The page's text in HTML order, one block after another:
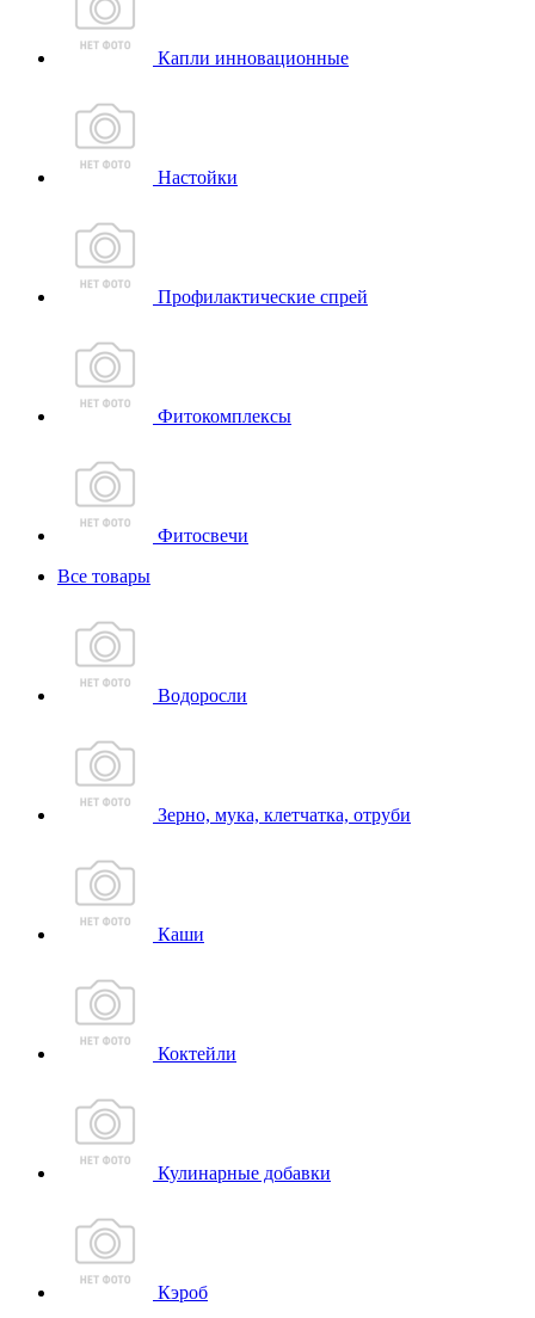
Капли инновационные
Настойки
Профилактические спрей
Фитокомплексы
Фитосвечи
Все товары
Водоросли
Зерно, мука, клетчатка, отруби
Каши
Коктейли
Кулинарные добавки
Кэроб